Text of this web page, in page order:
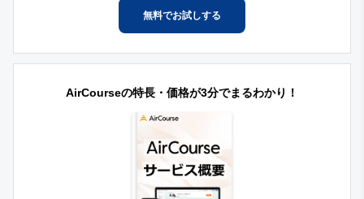
無料でお試しする
AirCourseの特長・価格が3分でまるわかり！